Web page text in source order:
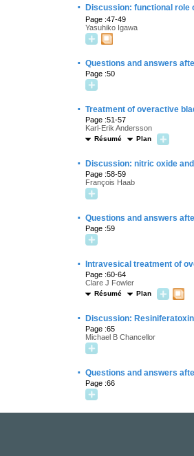
· Discussion: functional role
Page :47-49
Yasuhiko Igawa
· Questions and answers
Page :50
· Treatment of overactive
Page :51-57
Karl-Erik Andersson
Résumé Plan
· Discussion: nitric oxide
Page :58-59
François Haab
· Questions and answers
Page :59
· Intravesical treatment of
Page :60-64
Clare J Fowler
Résumé Plan
· Discussion:
Page :65
Michael B Chancellor
· Questions and answers
Page :66